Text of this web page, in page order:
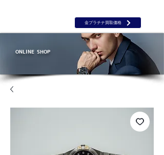
金プラチナ買取価格
ONLINE SHOP